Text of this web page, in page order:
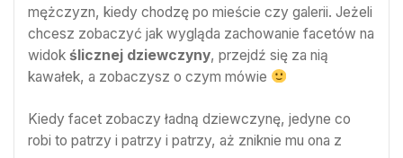
mężczyzn, kiedy chodzę po mieście czy galerii. Jeżeli
chcesz zobaczyć jak wygląda zachowanie facetów na
widok ślicznej dziewczyny, przejdź się za nią
kawałek, a zobaczysz o czym mówie
Kiedy facet zobaczy ładną dziewczynę, jedyne co
robi to patrzy i patrzy i patrzy, aż zniknie mu ona z